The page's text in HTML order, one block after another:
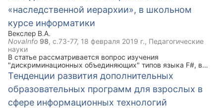
способностей. Что же касается современного
профессионального спорта, то он строится не столько на
развитие своих талантов, сколько на коммерческой и
зрелищной составляющей. Ведь с каждого соревнования
все участники получают доход. Конечно же встречаются
люди, которые всей душой погружены в спорт и не
нацелены на выгоду, но таких все меньше и меньше, что
же происходит с профессиональным спортом, почему он
перестал развиваться, в этом мы и попробуем разобраться
в данной статье.
«наследственной иерархии», в школьном
курсе информатики
Векслер В.А.
NovaInfo 98, с.73-77, 18 февраля 2019 г., Педагогические
науки
В статье рассматривается вопрос изучения
"дискриминационных объединяющих" типов языка F#, в
школьном курсе информатики. Приводятся примеры, в
которых учащиеся реализуют алгоритмически сложные
конструкции, для решения поставленных проблемных
задач.
Тенденции развития дополнительных
образовательных программ для взрослых в
сфере информационных технологий